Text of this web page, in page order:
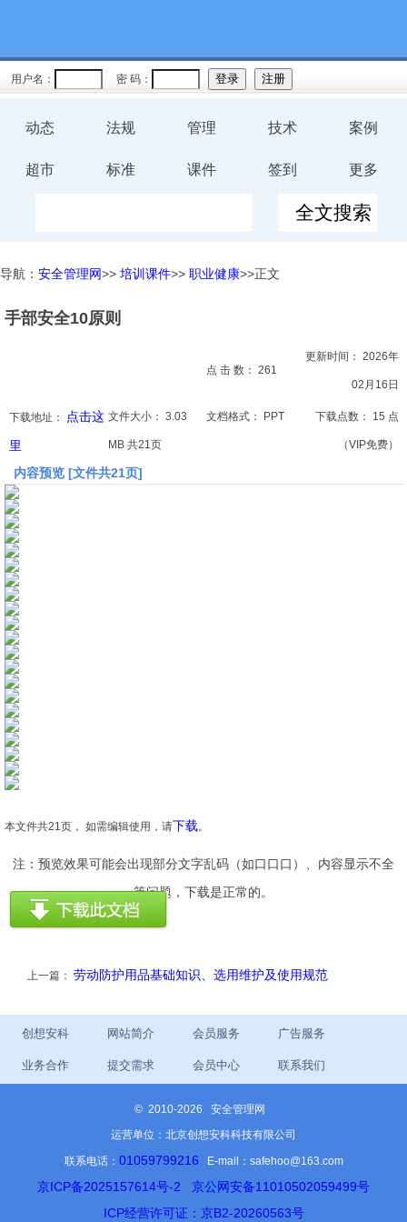
用户名： 密 码：
动态 法规 管理 技术 案例
超市 标准 课件 签到 更多
规程
预案
评价
生
环保
论文
导航： 安全管理网>> 培训课件>> 职业健康>>正文
手部安全10原则
点 击 数： 261
更新时间： 2026年
02月16日
下载地址：
点击这
里
文件大小： 3.03
MB 共21页
文档格式： PPT 下载点数： 15 点
（VIP免费）
内容预览 [文件共21页]
本文件共21页， 如需编辑使用，请下载。
注：预览效果可能会出现部分文字乱码（如口口口）、内容显示不全
等问题，下载是正常的。
上一篇： 劳动防护用品基础知识、选用维护及使用规范
创想安科 网站简介 会员服务 广告服务
业务合作 提交需求 会员中心 联系我们
© 2010-2026 安全管理网
运营单位：北京创想安科科技有限公司
联系电话： 01059799216 E-mail：safehoo@163.com
京ICP备2025157614号-2
京公网安备11010502059499号
ICP经营许可证：京B2-20260563号